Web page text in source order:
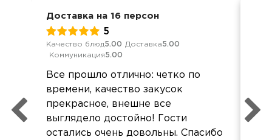
Доставка на 16 персон
5
Качество блюд5.00 Доставка5.00
Коммуникация5.00
Все прошло отлично: четко по
времени, качество закусок
прекрасное, внешне все
выглядело достойно! Гости
остались очень довольны. Спасибо